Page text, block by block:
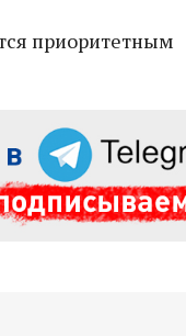
приоритетным